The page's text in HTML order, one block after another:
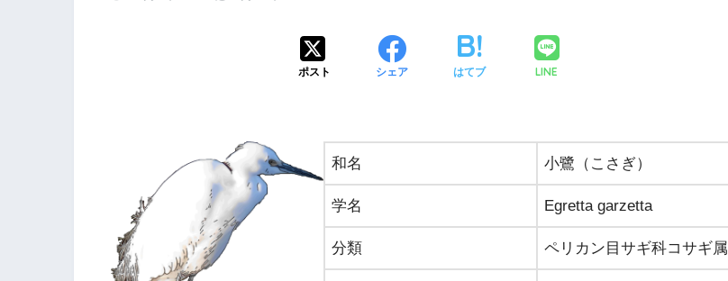
ポスト シェア はてブ LINE
和名 小鷺（こさぎ）
学名 Egretta garzetta
分類 ペリカン目サギ科コサギ属